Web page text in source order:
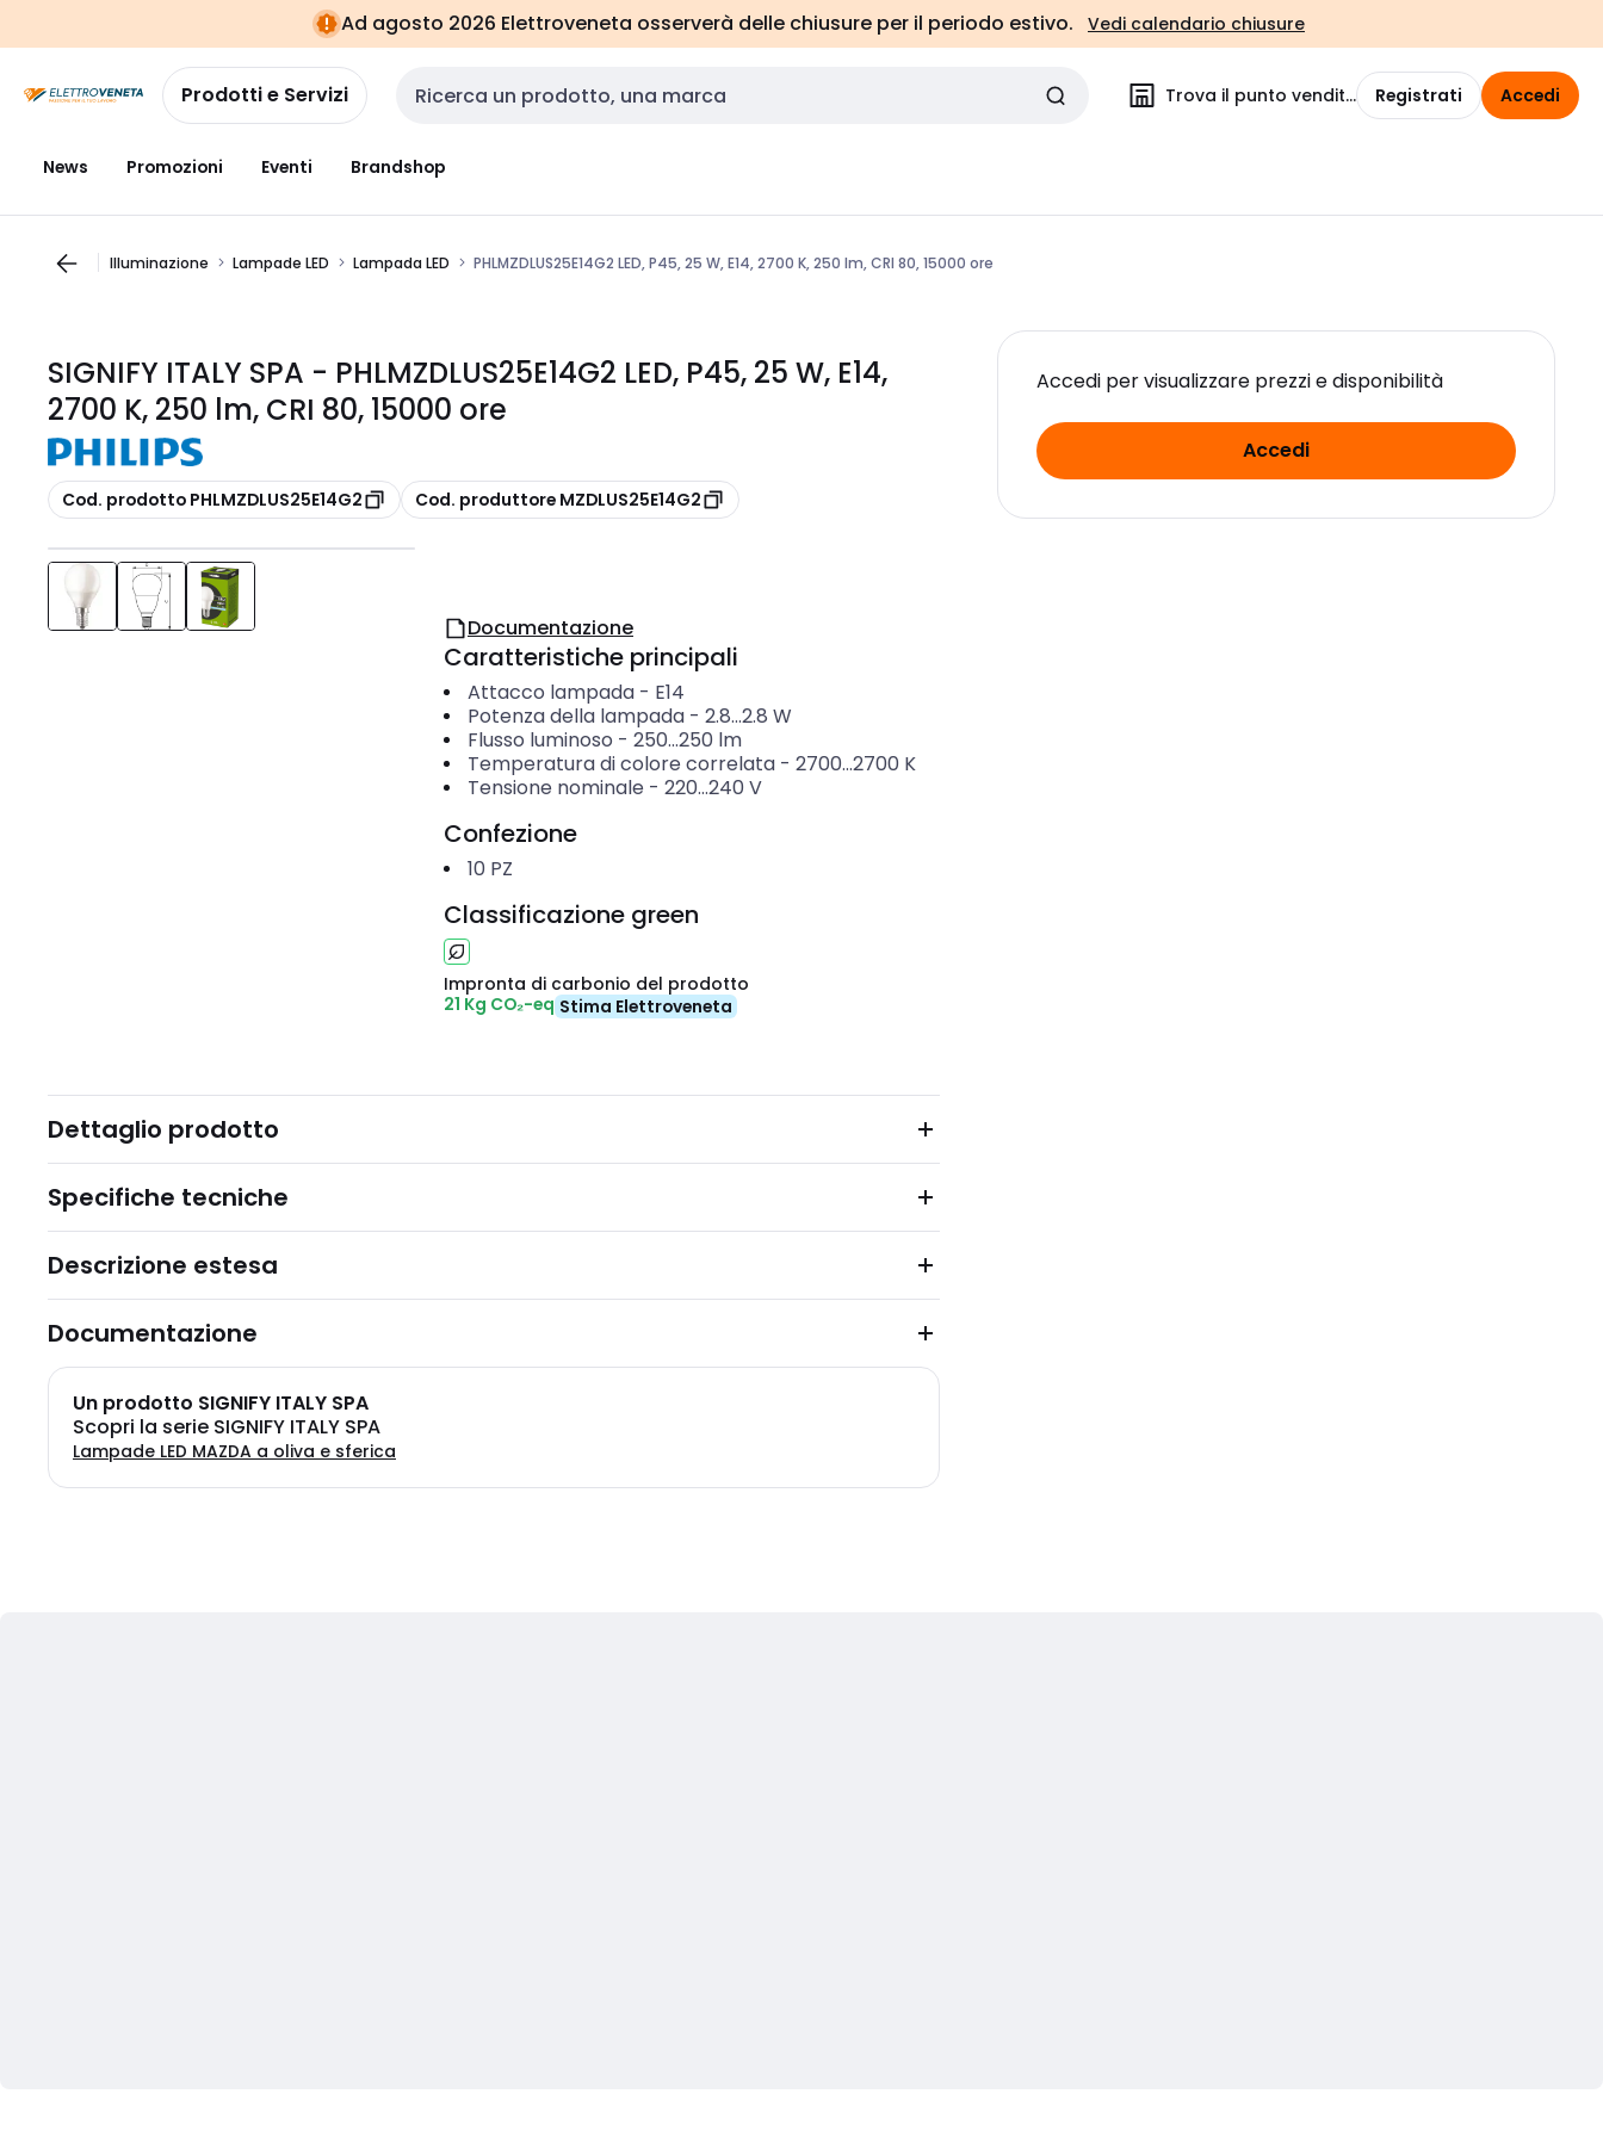
navigazionealla
pagina
Ad agosto 2026 Elettroveneta osserverà delle chiusure per il periodo estivo. Vedi calendario chiusure
Prodotti e Servizi Cerca input Trova il punto vendita Registrati Accedi
News Promozioni Eventi Brandshop
Illuminazione Lampade LED Lampada LED PHLMZDLUS25E14G2 LED, P45, 25 W, E14, 2700 K, 250 lm, CRI 80, 15000 ore
SIGNIFY ITALY SPA - PHLMZDLUS25E14G2 LED, P45, 25 W, E14,
2700 K, 250 lm, CRI 80, 15000 ore
copia
Cod. prodotto PHLMZDLUS25E14G2 copia
Cod. produttore MZDLUS25E14G2
Accedi per visualizzare prezzi e disponibilità
Accedi
Documentazione
Caratteristiche principali
Attacco lampada- E14
Potenza della lampada- 2.8...2.8 W
Flusso luminoso - 250...250 lm
Temperatura di colore correlata- 2700...2700 K
Tensione nominale - 220...240 V
Confezione
10 PZ
Classificazione green
Impronta di carbonio del prodotto
21 Kg CO₂-eq Stima Elettroveneta
Dettaglio prodotto
Specifiche tecniche
Descrizione estesa
Documentazione
Un prodotto SIGNIFY ITALY SPA
Scopri la serie SIGNIFY ITALY SPA
Lampade LED MAZDA a oliva e sferica